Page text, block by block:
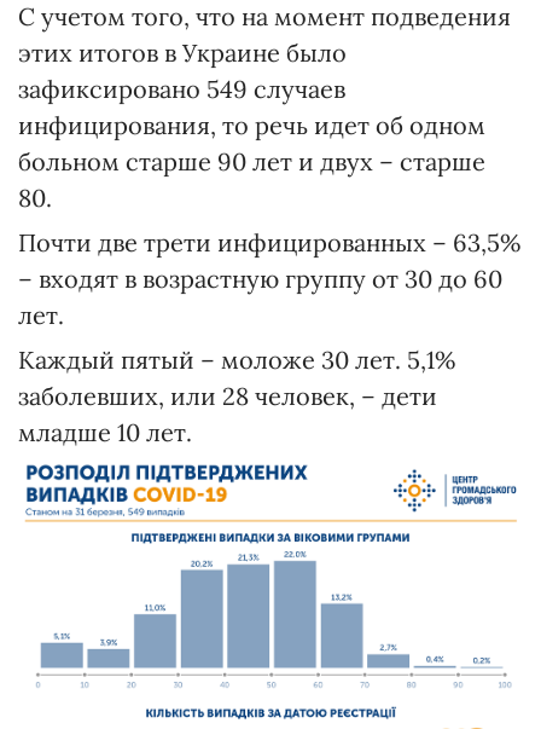
С учетом того, что на момент подведения
этих итогов в Украине было
зафиксировано 549 случаев
инфицирования, то речь идет об одном
больном старше 90 лет и двух – старше
80.
Почти две трети инфицированных – 63,5%
– входят в возрастную группу от 30 до 60
лет.
Каждый пятый – моложе 30 лет. 5,1%
заболевших, или 28 человек, – дети
младше 10 лет.